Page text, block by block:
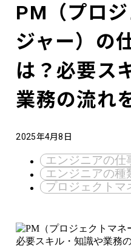
PM（プロ
ジャー）の
は？必要ス
業務の流れ
2025年4月8日
エンジニアの仕
エンジニアの種
プロジェクトマ